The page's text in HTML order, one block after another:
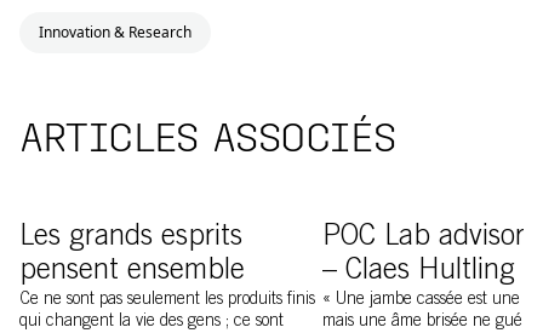
Innovation & Research
ARTICLES ASSOCIÉS
Les grands esprits
pensent ensemble
Ce ne sont pas seulement les produits finis
qui changent la vie des gens ; ce sont
POC Lab
– Claes Hultling
« Une jambe cassée est une
mais une âme brisée ne guérit